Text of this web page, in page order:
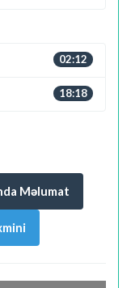
02:12
18:18
Məlumat